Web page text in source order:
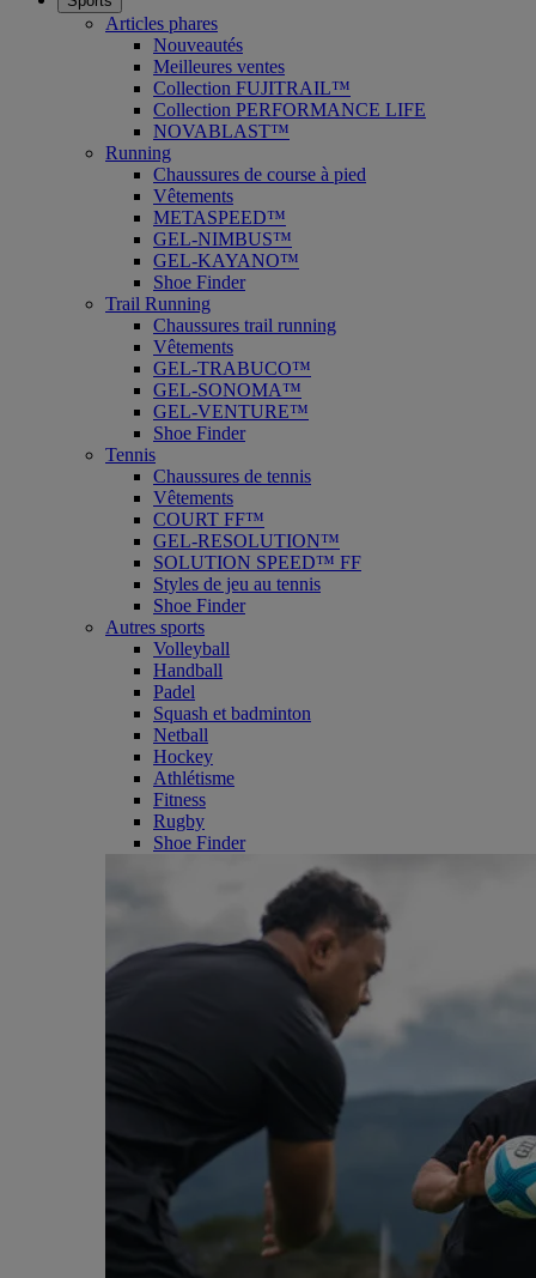
Articles phares
Nouveautés
Meilleures ventes
Collection FUJITRAIL™
Collection PERFORMANCE LIFE
NOVABLAST™
Running
Chaussures de course à pied
Vêtements
METASPEED™
GEL-NIMBUS™
GEL-KAYANO™
Shoe Finder
Trail Running
Chaussures trail running
Vêtements
GEL-TRABUCO™
GEL-SONOMA™
GEL-VENTURE™
Shoe Finder
Tennis
Chaussures de tennis
Vêtements
COURT FF™
GEL-RESOLUTION™
SOLUTION SPEED™ FF
Styles de jeu au tennis
Shoe Finder
Autres sports
Volleyball
Handball
Padel
Squash et badminton
Netball
Hockey
Athlétisme
Fitness
Rugby
Shoe Finder